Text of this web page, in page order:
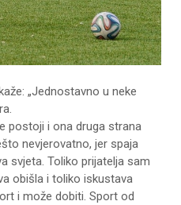
„Jednostavno u neke
postoji i ona druga strana
nevjerovatno, jer spaja
svjeta. Toliko prijatelja sam
obišla i toliko iskustava
i može dobiti. Sport od